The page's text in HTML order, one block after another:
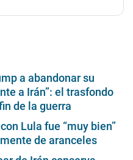
a abandonar su
a Irán”: el trasfondo
de la guerra
Lula fue “muy bien”
de aranceles